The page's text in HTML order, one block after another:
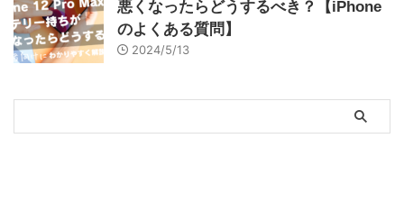
悪くなったらどうするべき？【iPhone
のよくある質問】
2024/5/13